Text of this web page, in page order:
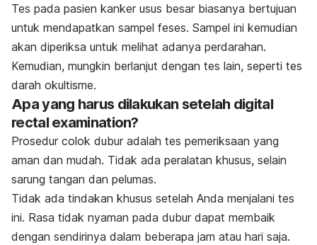
Tes pada pasien kanker usus besar biasanya bertujuan
untuk mendapatkan sampel feses. Sampel ini kemudian
akan diperiksa untuk melihat adanya perdarahan.
Kemudian, mungkin berlanjut dengan tes lain, seperti tes
darah okultisme.
Apa yang harus dilakukan setelah digital
rectal examination?
Prosedur colok dubur adalah tes pemeriksaan yang
aman dan mudah. Tidak ada peralatan khusus, selain
sarung tangan dan pelumas.
Tidak ada tindakan khusus setelah Anda menjalani tes
ini. Rasa tidak nyaman pada dubur dapat membaik
dengan sendirinya dalam beberapa jam atau hari saja.